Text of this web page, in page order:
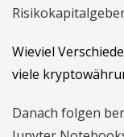
Wieviel
viele
Danach folgen